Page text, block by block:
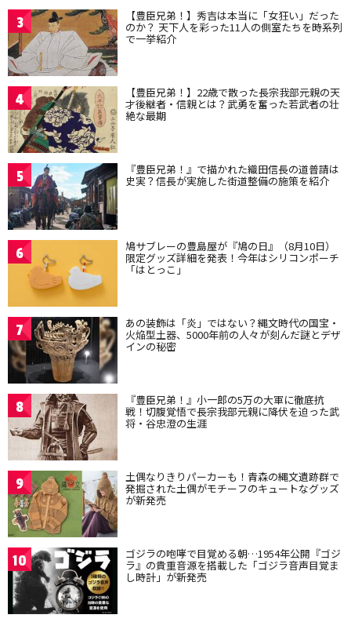
3 【豊臣兄弟！】秀吉は本当に「女狂い」だった
のか？ 天下人を彩った11人の側室たちを時系列
で一挙紹介
4 【豊臣兄弟！】22歳で散った長宗我部元親の天
才後継者・信親とは？武勇を奮った若武者の壮
絶な最期
5 『豊臣兄弟！』で描かれた織田信長の道普請は
史実？信長が実施した街道整備の施策を紹介
6 鳩サブレーの豊島屋が『鳩の日』（8月10日）
限定グッズ詳細を発表！今年はシリコンポーチ
「はとっこ」
7 あの装飾は「炎」ではない？縄文時代の国宝・
火焔型土器、5000年前の人々が刻んだ謎とデザ
インの秘密
8 『豊臣兄弟！』小一郎の5万の大軍に徹底抗
戦！切腹覚悟で長宗我部元親に降伏を迫った武
将・谷忠澄の生涯
9 土偶なりきりパーカーも！青森の縄文遺跡群で
発掘された土偶がモチーフのキュートなグッズ
が新発売
10 ゴジラの咆哮で目覚める朝…1954年公開『ゴジ
ラ』の貴重音源を搭載した「ゴジラ音声目覚ま
し時計」が新発売